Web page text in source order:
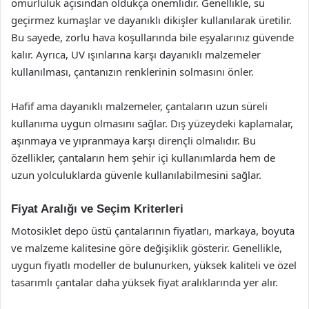
geçirmez kumaşlar ve dayanıklı dikişler kullanılarak üretilir.
Bu sayede, zorlu hava koşullarında bile eşyalarınız güvende
kalır. Ayrıca, UV ışınlarına karşı dayanıklı malzemeler
kullanılması, çantanızın renklerinin solmasını önler.
Hafif ama dayanıklı malzemeler, çantaların uzun süreli
kullanıma uygun olmasını sağlar. Dış yüzeydeki kaplamalar,
aşınmaya ve yıpranmaya karşı dirençli olmalıdır. Bu
özellikler, çantaların hem şehir içi kullanımlarda hem de
uzun yolculuklarda güvenle kullanılabilmesini sağlar.
Fiyat Aralığı ve Seçim Kriterleri
Motosiklet depo üstü çantalarının fiyatları, markaya, boyuta
ve malzeme kalitesine göre değişiklik gösterir. Genellikle,
uygun fiyatlı modeller de bulunurken, yüksek kaliteli ve özel
tasarımlı çantalar daha yüksek fiyat aralıklarında yer alır.